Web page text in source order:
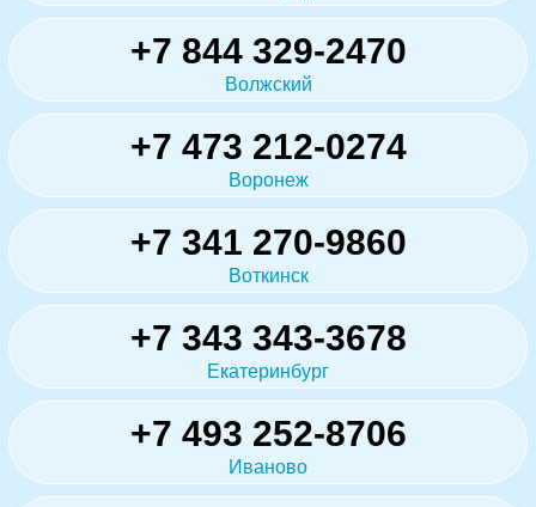
+7 844 329-2470
Волжский
+7 473 212-0274
Воронеж
+7 341 270-9860
Воткинск
+7 343 343-3678
Екатеринбург
+7 493 252-8706
Иваново